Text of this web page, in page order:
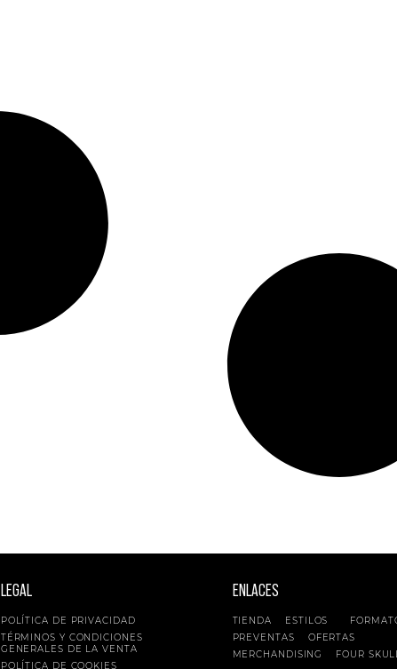
LEGAL
POLÍTICA DE PRIVACIDAD
TÉRMINOS Y CONDICIONES
GENERALES DE LA VENTA
POLÍTICA DE COOKIES
ENLACES
TIENDA ESTILOS
PREVENTAS
OFERTAS
MERCHANDISING
FOUR